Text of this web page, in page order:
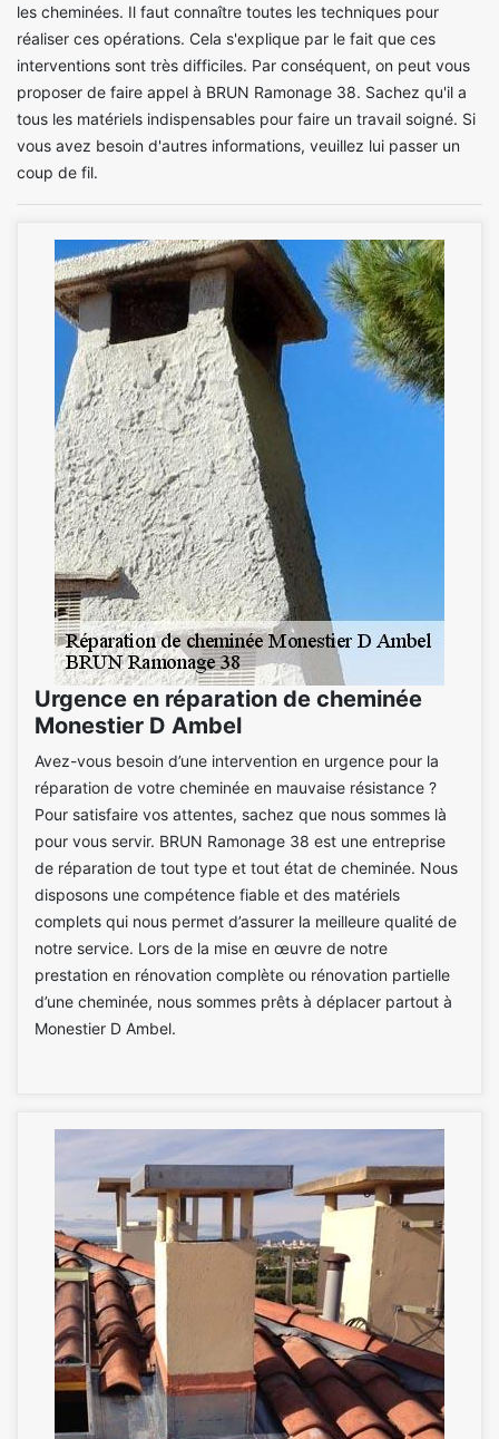
les cheminées. Il faut connaître toutes les techniques pour
réaliser ces opérations. Cela s'explique par le fait que ces
interventions sont très difficiles. Par conséquent, on peut vous
proposer de faire appel à BRUN Ramonage 38. Sachez qu'il a
tous les matériels indispensables pour faire un travail soigné. Si
vous avez besoin d'autres informations, veuillez lui passer un
coup de fil.
Urgence en réparation de cheminée
Monestier D Ambel
Avez-vous besoin d’une intervention en urgence pour la
réparation de votre cheminée en mauvaise résistance ?
Pour satisfaire vos attentes, sachez que nous sommes là
pour vous servir. BRUN Ramonage 38 est une entreprise
de réparation de tout type et tout état de cheminée. Nous
disposons une compétence fiable et des matériels
complets qui nous permet d’assurer la meilleure qualité de
notre service. Lors de la mise en œuvre de notre
prestation en rénovation complète ou rénovation partielle
d’une cheminée, nous sommes prêts à déplacer partout à
Monestier D Ambel.